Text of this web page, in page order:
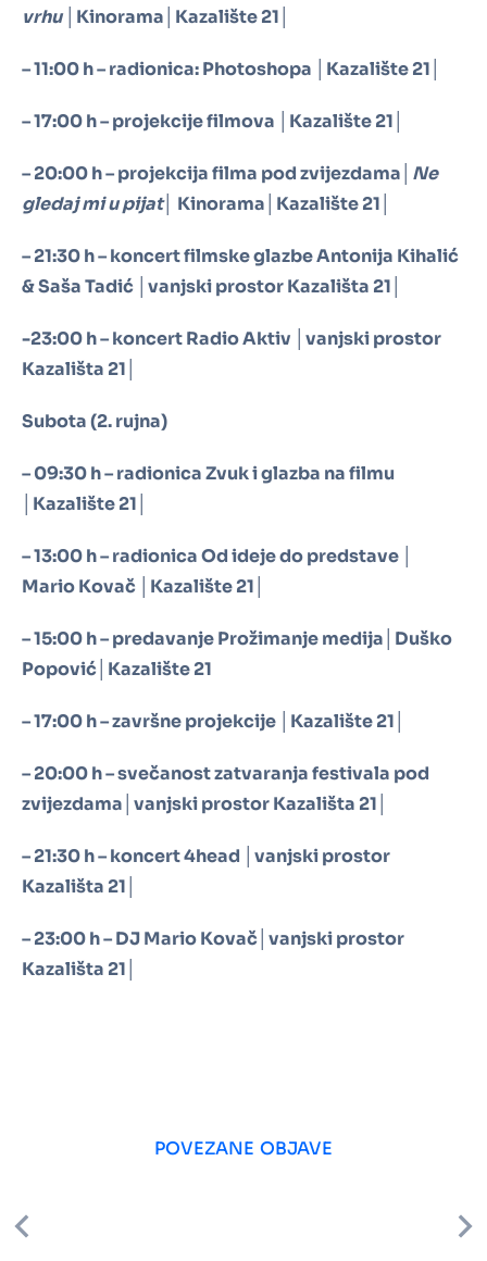
vrhu │Kinorama│Kazalište 21│
– 11:00 h – radionica: Photoshopa │Kazalište 21│
– 17:00 h – projekcije filmova │Kazalište 21│
– 20:00 h – projekcija filma pod zvijezdama│ Ne
gledaj mi u pijat│ Kinorama│Kazalište 21│
– 21:30 h – koncert filmske glazbe Antonija Kihalić
& Saša Tadić │vanjski prostor Kazališta 21│
-23:00 h – koncert Radio Aktiv │vanjski prostor
Kazališta 21│
Subota (2. rujna)
– 09:30 h – radionica Zvuk i glazba na filmu
│Kazalište 21│
– 13:00 h – radionica Od ideje do predstave │
Mario Kovač │Kazalište 21│
– 15:00 h – predavanje Prožimanje medija│Duško
Popović│Kazalište 21
– 17:00 h – završne projekcije │Kazalište 21│
– 20:00 h – svečanost zatvaranja festivala pod
zvijezdama│vanjski prostor Kazališta 21│
– 21:30 h – koncert 4head │vanjski prostor
Kazališta 21│
– 23:00 h – DJ Mario Kovač│vanjski prostor
Kazališta 21│
POVEZANE OBJAVE